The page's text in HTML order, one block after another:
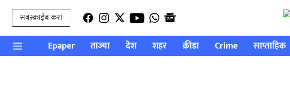
सबस्क्राईब करा
Epaper ताज्या देश शहर क्रीडा Crime साप्ताहिक